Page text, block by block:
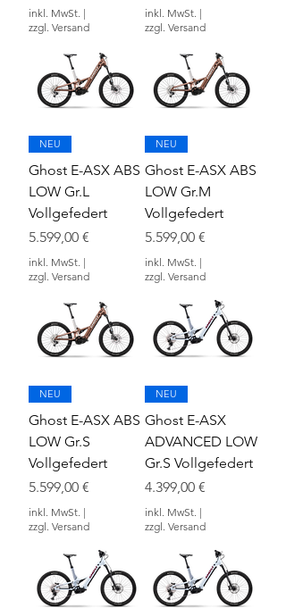
inkl. MwSt. |
zzgl. Versand
inkl. MwSt. |
zzgl. Versand
NEU
Ghost E-ASX ABS
LOW Gr.L
Vollgefedert
Preis
5.599,00 €
inkl. MwSt. |
zzgl. Versand
NEU
Ghost E-ASX ABS
LOW Gr.M
Vollgefedert
Preis
5.599,00 €
inkl. MwSt. |
zzgl. Versand
NEU
Ghost E-ASX ABS
LOW Gr.S
Vollgefedert
Preis
5.599,00 €
inkl. MwSt. |
zzgl. Versand
NEU
Ghost E-ASX
ADVANCED LOW
Gr.S Vollgefedert
Preis
4.399,00 €
inkl. MwSt. |
zzgl. Versand